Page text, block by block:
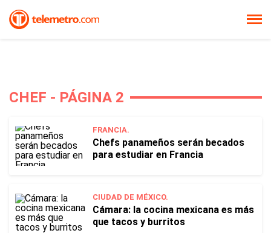
CHEF - PÁGINA 2
FRANCIA.
Chefs panameños serán becados
para estudiar en Francia
CIUDAD DE MÉXICO.
Cámara: la cocina mexicana es más
que tacos y burritos